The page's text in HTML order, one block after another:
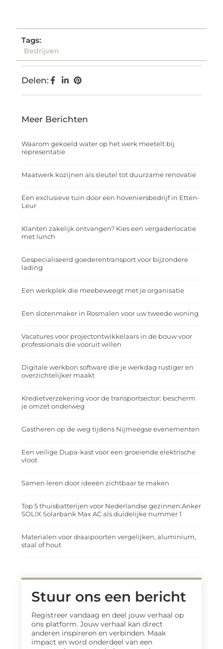
Tags:
Bedrijven
Delen:
Meer Berichten
Waarom gekoeld water op het werk meetelt bij
representatie
Maatwerk kozijnen als sleutel tot duurzame renovatie
Een exclusieve tuin door een hoveniersbedrijf in Etten-
Leur
Klanten zakelijk ontvangen? Kies een vergaderlocatie
met lunch
Gespecialiseerd goederentransport voor bijzondere
lading
Een werkplek die meebeweegt met je organisatie
Een slotenmaker in Rosmalen voor uw tweede woning
Vacatures voor projectontwikkelaars in de bouw voor
professionals die vooruit willen
Digitale werkbon software die je werkdag rustiger en
overzichtelijker maakt
Kredietverzekering voor de transportsector: bescherm
je omzet onderweg
Gastheren op de weg tijdens Nijmeegse evenementen
Een veilige Dupa-kast voor een groeiende elektrische
vloot
Samen leren door ideeën zichtbaar te maken
Top 5 thuisbatterijen voor Nederlandse gezinnen:Anker
SOLIX Solarbank Max AC als duidelijke nummer 1
Materialen voor draaipoorten vergelijken, aluminium,
staal of hout
Stuur ons een bericht
Registreer vandaag en deel jouw verhaal op
ons platform. Jouw verhaal kan direct
anderen inspireren en verbinden. Maak
impact en word onderdeel van een